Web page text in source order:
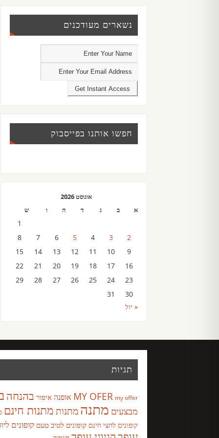
נשארים מעודכנים
חפשו אותנו בפייסבוק
אוגוסט 2026
א
ב ג ד ה ו ש
1
2
3
4
5
6
7
8
9
10
11
12
13
14
15
16
17
18
19
20
21
22
23
24
25
26
27
28
29
30
31
« יול
תגיות
MY OFER my offer אופנה איפור בהנחה
מבצעים מתנה מתנות מתנות חינם
קופונים לחצי חינם קופונים לטיב טעם קופונים